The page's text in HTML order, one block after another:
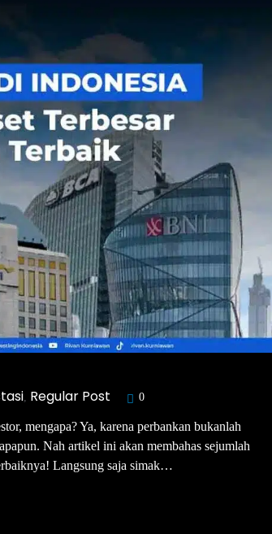
, Regular Post 0
mengapa? Ya, karena perbankan bukanlah
Nah artikel ini akan membahas sejumlah
Langsung saja simak…